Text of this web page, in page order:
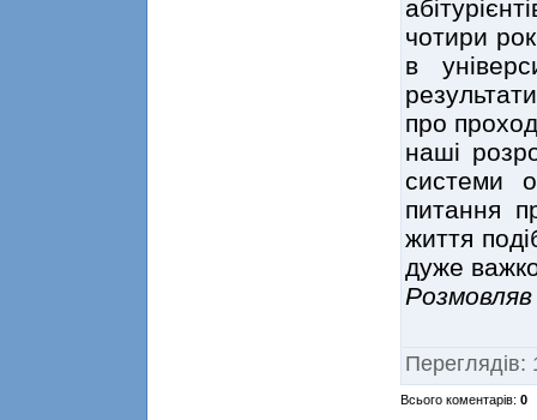
чотири
в
про
наші
системи
питання
життя
дуже
Переглядів:
Всього коментарів: 0